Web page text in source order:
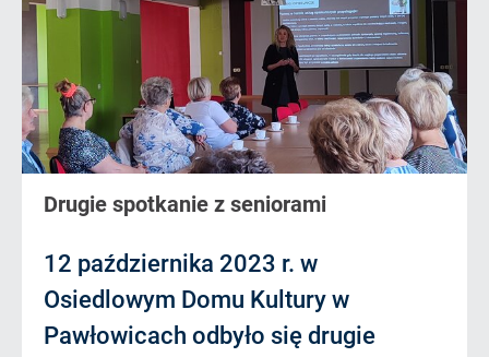
Drugie spotkanie z seniorami
12 października 2023 r. w
Osiedlowym Domu Kultury w
Pawłowicach odbyło się drugie